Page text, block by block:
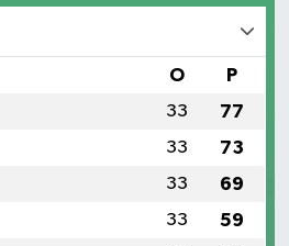
O P
33 77
33 73
33 69
33 59